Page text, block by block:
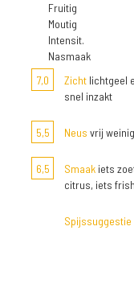
Fruitig
Moutig
Intensit.
Nasmaak
7,0
Zicht lichtgeel
snel inzakt
5,5 Neus vrij
6,5 Smaak iets
citrus, iets
Spijssuggestie